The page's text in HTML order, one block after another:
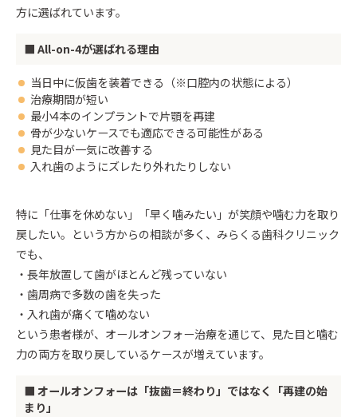
方に選ばれています。
■ All-on-4が選ばれる理由
当日中に仮歯を装着できる（※口腔内の状態による）
治療期間が短い
最小4本のインプラントで片顎を再建
骨が少ないケースでも適応できる可能性がある
見た目が一気に改善する
入れ歯のようにズレたり外れたりしない
特に「仕事を休めない」「早く噛みたい」が笑顔や噛む力を取り
戻したい。という方からの相談が多く、みらくる歯科クリニック
でも、
・長年放置して歯がほとんど残っていない
・歯周病で多数の歯を失った
・入れ歯が痛くて噛めない
という患者様が、オールオンフォー治療を通じて、見た目と噛む
力の両方を取り戻しているケースが増えています。
■ オールオンフォーは「抜歯＝終わり」ではなく「再建の始
まり」